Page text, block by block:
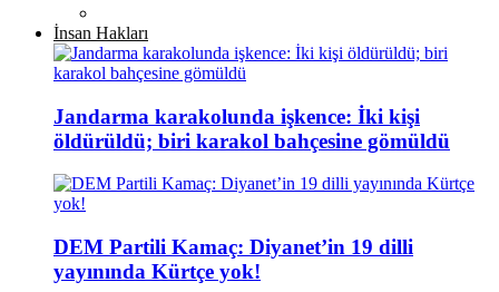
İnsan Hakları
Jandarma karakolunda işkence: İki kişi
öldürüldü; biri karakol bahçesine gömüldü
DEM Partili Kamaç: Diyanet’in 19 dilli
yayınında Kürtçe yok!